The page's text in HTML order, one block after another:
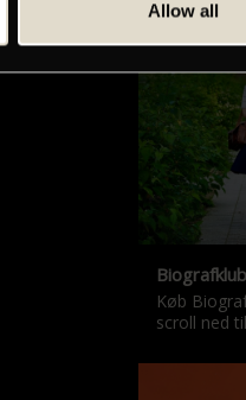
Allow all
Køb
scroll ned